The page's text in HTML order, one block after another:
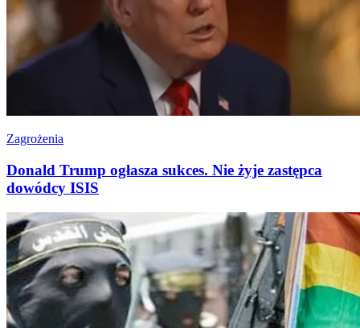
Zagrożenia
Donald Trump ogłasza sukces. Nie żyje zastępca
dowódcy ISIS